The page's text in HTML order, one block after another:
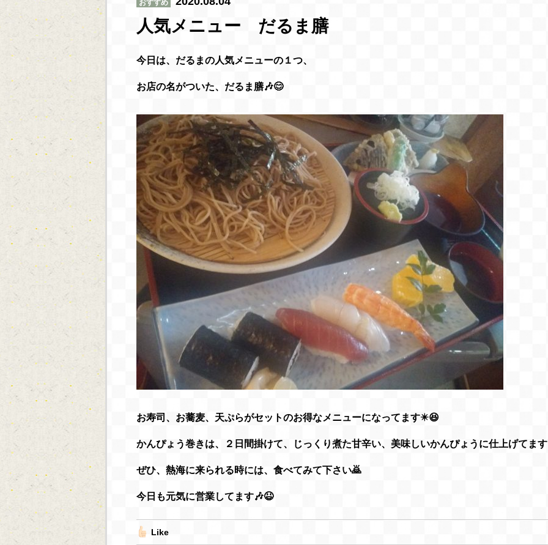
おすすめ
人気メニュー だるま膳
今日は、だるまの人気メニューの１つ、
お店の名がついた、だるま膳🎶😊
お寿司、お蕎麦、天ぷらがセットのお得なメニューになってます✴️😆
かんぴょう巻きは、２日間掛けて、じっくり煮た甘辛い、美味しいかんぴょうに仕上げてま
ぜひ、熱海に来られる時には、食べてみて下さい🙇
今日も元気に営業してます🎶😆
Like